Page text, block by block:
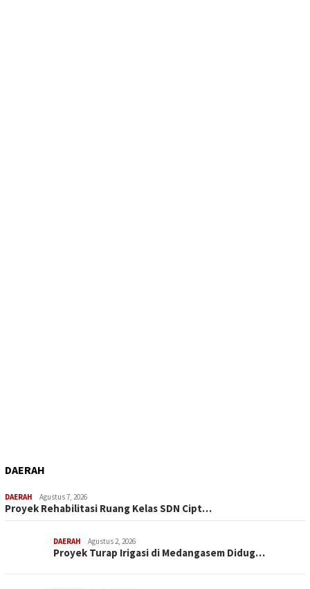
DAERAH
DAERAH Agustus 7, 2026
Proyek Rehabilitasi Ruang Kelas SDN Cipt…
DAERAH Agustus 2, 2026
Proyek Turap Irigasi di Medangasem Didug…